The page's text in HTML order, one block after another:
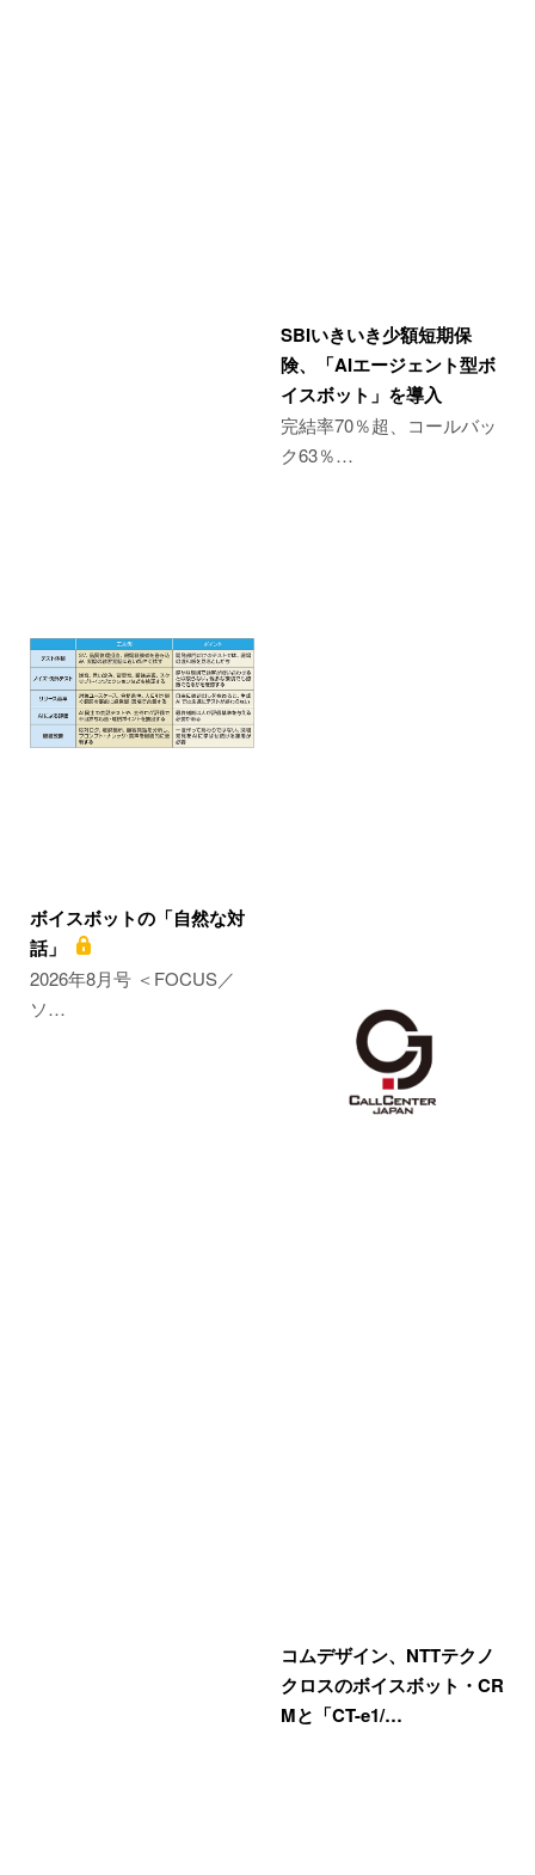
SBIいきいき少額短期保
険、「AIエージェント型ボ
イスボット」を導入
完結率70％超、コールバッ
ク63％…
ボイスボットの「自然な対
話」
2026年8月号 ＜FOCUS／
ソ…
コムデザイン、NTTテクノ
クロスのボイスボット・CR
Mと「CT-e1/…